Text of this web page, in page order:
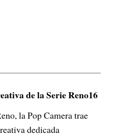
de la Serie Reno16
la Pop Camera trae
dedicada